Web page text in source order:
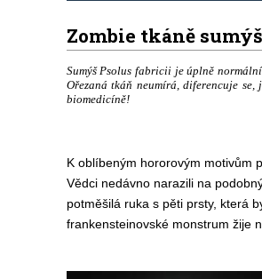
Zombie tkáně
Sumýš Psolus fabricii je úplně
Ořezaná tkáň neumírá, diferencuje
biomedicíně!
K oblíbeným hororovým motivům
Vědci nedávno narazili na
potměšilá ruka s pěti prsty, která
frankensteinovské monstrum žije